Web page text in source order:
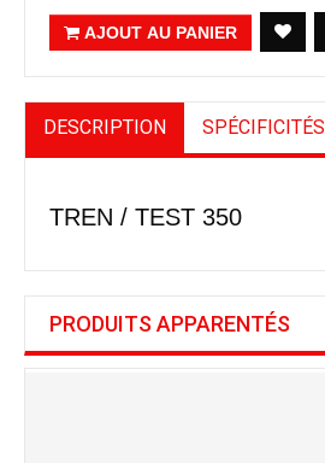
AJOUT AU PANIER
DESCRIPTION SPÉCIFICITÉS
TREN / TEST 350
PRODUITS APPARENTÉS